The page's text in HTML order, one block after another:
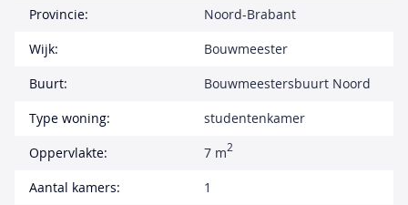
Provincie:
Noord-Brabant
Wijk:
Bouwmeester
Buurt:
Bouwmeestersbuurt Noord
Type woning:
studentenkamer
Oppervlakte:
7 m2
Aantal kamers:
1